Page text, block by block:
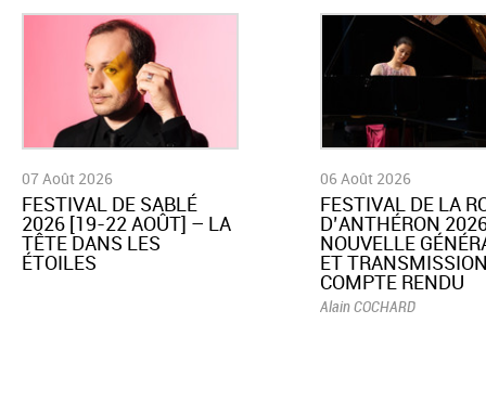
07 Août 2026
​FESTIVAL DE SABLÉ
2026 [19-22 AOÛT] – LA
TÊTE DANS LES
ÉTOILES
06 Août 2026
​FESTIVAL DE LA
D’ANTHÉRON
NOUVELLE
ET
COMPTE RENDU
Alain COCHARD